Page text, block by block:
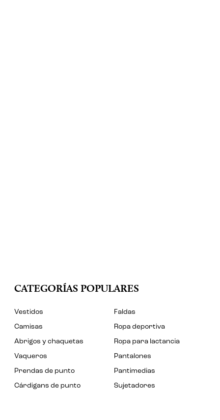
CATEGORÍAS POPULARES
Vestidos
Faldas
Camisas
Ropa deportiva
Abrigos y chaquetas
Ropa para lactancia
Vaqueros
Pantalones
Prendas de punto
Pantimedias
Cárdigans de punto
Sujetadores